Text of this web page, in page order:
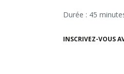
Durée : 45
INSCRIVEZ-VOUS